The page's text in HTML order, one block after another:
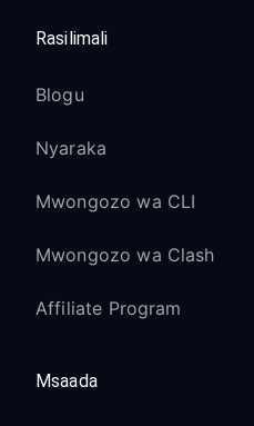
Rasilimali
Blogu
Nyaraka
Mwongozo wa CLI
Mwongozo wa Clash
Affiliate Program
Msaada